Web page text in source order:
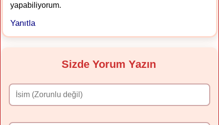
yapabiliyorum.
Yanıtla
Sizde Yorum Yazın